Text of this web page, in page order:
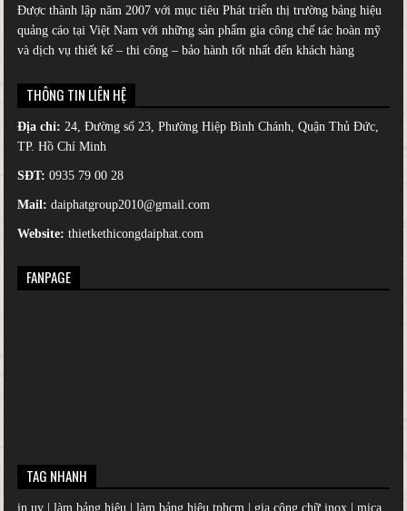
Được thành lập năm 2007 với mục tiêu Phát triển thị trườngbảng hiệu
quảng cáo tại Việt Nam với những sản phẩm gia công chế tác hoàn mỹ
và dịch vụ thiết kế – thi công – bảo hành tốt nhất đến khách hàng
THÔNG TIN LIÊN HỆ
Địa chỉ: 24, Đường số 23, Phường Hiệp Bình Chánh, Quận Thủ Đức,
TP. Hồ Chí Minh
SĐT: 0935 79 00 28
Mail: daiphatgroup2010@gmail.com
Website: thietkethicongdaiphat.com
FANPAGE
TAG NHANH
in uv |làm bảng hiệu |làm bảng hiệu tphcm |gia công chữ inox |mica